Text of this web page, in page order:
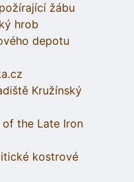
žábu
hrob
depotu
Kružínský
the Late Iron
kostrové